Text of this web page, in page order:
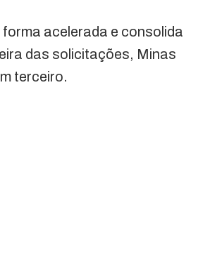
acelerada e consolida
das solicitações, Minas
terceiro.